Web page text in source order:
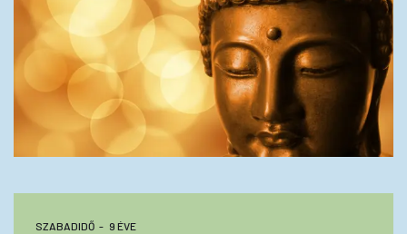
SZABADIDŐ 9 ÉVE